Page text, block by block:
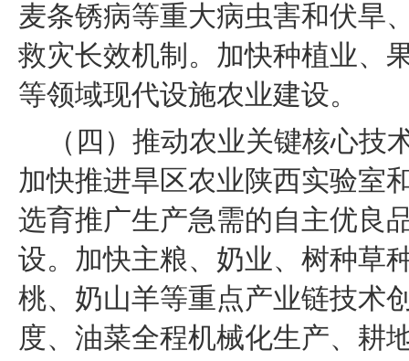
麦条锈病等重大病虫害和伏旱
救灾长效机制。加快种植业、
等领域现代设施农业建设。
（四）推动农业关键核心
加快推进旱区农业陕西实验室
选育推广生产急需的自主优良
设。加快主粮、奶业、树种草
桃、奶山羊等重点产业链技术
度、油菜全程机械化生产、耕